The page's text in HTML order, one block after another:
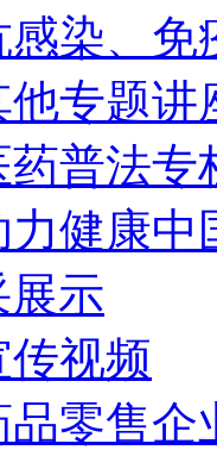
感染、免
他专题讲
药普法专
力健康中
展示
传视频
品零售企